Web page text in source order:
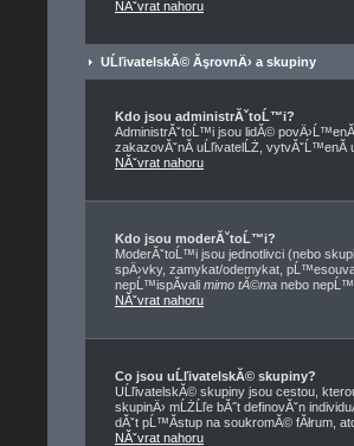
NĂˇvrat nahoru
UĹľivatelskĂ© ĂşrovnÄ› a skupiny
Kdo jsou administrĂˇtoĹ™i?
AdministrĂˇtoĹ™i jsou lidĂ© povÄ›Ĺ™enĂ­
zakazovĂˇnĂ­ uĹľivatelĹŻ, vytvĂˇĹ™enĂ­
NĂˇvrat nahoru
Kdo jsou moderĂˇtoĹ™i?
ModerĂˇtoĹ™i jsou jednotlivci (nebo
spÄ›vky, zamykat/odemykat,
nepĹ™ispĂ­vali mimo tĂ©ma nebo
NĂˇvrat nahoru
Co jsou uĹľivatelskĂ© skupiny?
UĹľivatelskĂ© skupiny jsou cestou,
skupinÄ› mĹŻĹľe bĂ˝t definovĂˇn
dĂˇt pĹ™Ă­stup na soukromĂ© fĂłrum,
NĂˇvrat nahoru